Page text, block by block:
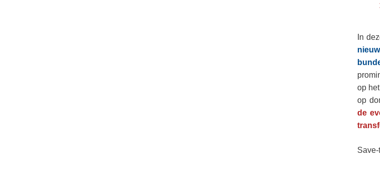
In
op
op
de